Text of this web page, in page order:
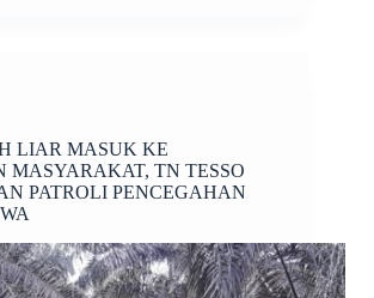
LIAR MASUK KE
MASYARAKAT, TN TESSO
PATROLI PENCEGAHAN